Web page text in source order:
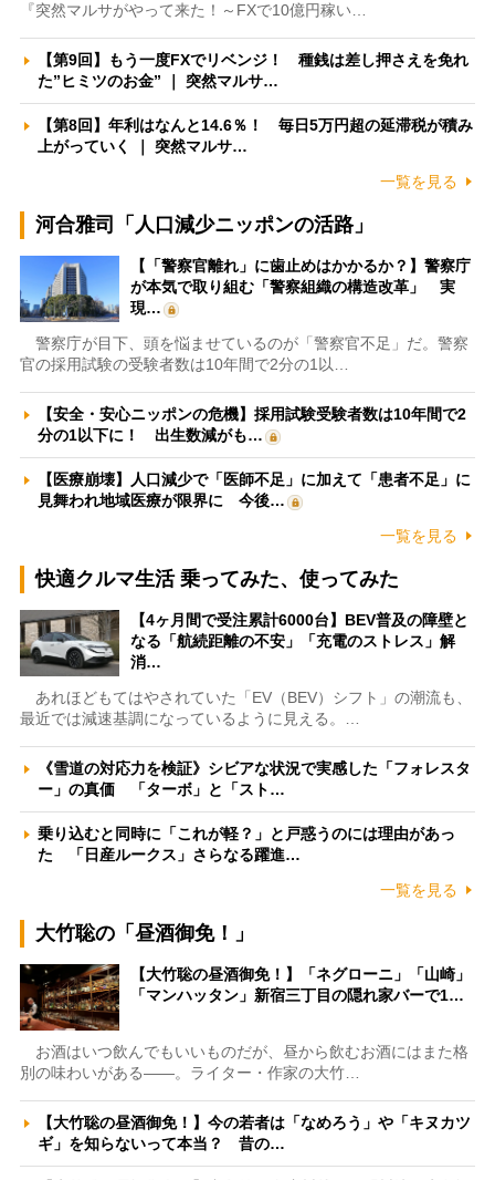
『突然マルサがやって来た！～FXで10億円稼い…
【第9回】もう一度FXでリベンジ！ 種銭は差し押さえを免れ
た”ヒミツのお金” ｜ 突然マルサ…
【第8回】年利はなんと14.6％！ 毎日5万円超の延滞税が積み
上がっていく ｜ 突然マルサ…
一覧を見る
河合雅司「人口減少ニッポンの活路」
【「警察官離れ」に歯止めはかかるか？】警察庁
が本気で取り組む「警察組織の構造改革」 実
現…
警察庁が目下、頭を悩ませているのが「警察官不足」だ。警察
官の採用試験の受験者数は10年間で2分の1以…
【安全・安心ニッポンの危機】採用試験受験者数は10年間で2
分の1以下に！ 出生数減がも…
【医療崩壊】人口減少で「医師不足」に加えて「患者不足」に
見舞われ地域医療が限界に 今後…
一覧を見る
快適クルマ生活 乗ってみた、使ってみた
【4ヶ月間で受注累計6000台】BEV普及の障壁と
なる「航続距離の不安」「充電のストレス」解
消…
あれほどもてはやされていた「EV（BEV）シフト」の潮流も、
最近では減速基調になっているように見える。…
《雪道の対応力を検証》シビアな状況で実感した「フォレスタ
ー」の真価 「ターボ」と「スト…
乗り込むと同時に「これが軽？」と戸惑うのには理由があっ
た 「日産ルークス」さらなる躍進…
一覧を見る
大竹聡の「昼酒御免！」
【大竹聡の昼酒御免！】「ネグローニ」「山崎」
「マンハッタン」新宿三丁目の隠れ家バーで1…
お酒はいつ飲んでもいいものだが、昼から飲むお酒にはまた格
別の味わいがある――。ライター・作家の大竹…
【大竹聡の昼酒御免！】今の若者は「なめろう」や「キヌカツ
ギ」を知らないって本当？ 昔の…